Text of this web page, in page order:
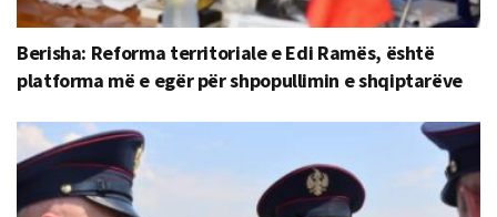
Berisha: Reforma territoriale e Edi Ramës, është
platforma më e egër për shpopullimin e shqiptarëve